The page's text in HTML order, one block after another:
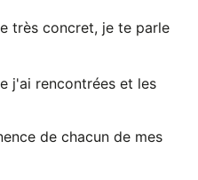
très concret, je te parle
j'ai rencontrées et les
de chacun de mes